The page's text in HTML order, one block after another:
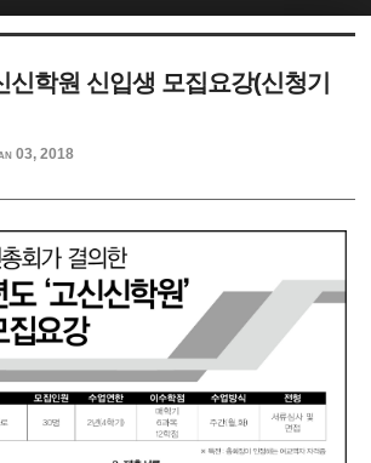
신학원 신입생 모집요강(신청기
03, 2018
스케치북5
스케치북5